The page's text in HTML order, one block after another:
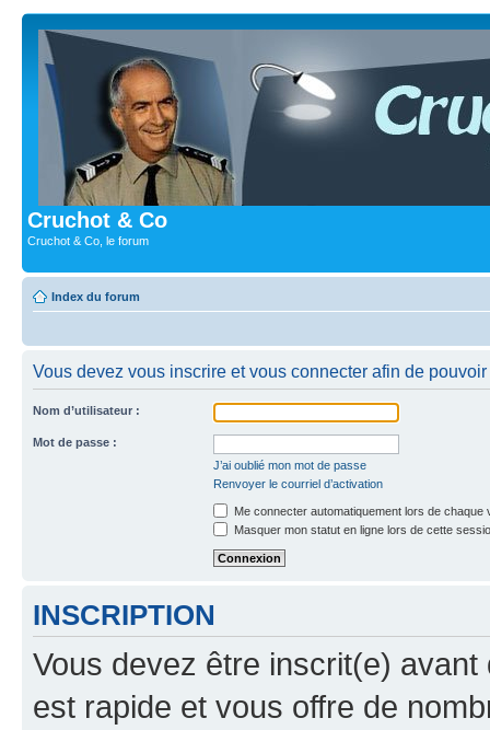
Cruchot & Co
Cruchot & Co, le forum
Index du forum
Vous devez vous inscrire et vous connecter afin de
Nom d’utilisateur :
Mot de passe :
J’ai oublié mon mot de passe
Renvoyer le courriel d’activation
Me connecter automatiquement lors de chaque
Masquer mon statut en ligne lors de cette
INSCRIPTION
Vous devez être inscrit(e) avant
est rapide et vous offre de